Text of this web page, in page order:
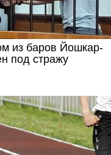
из баров Йошкар-
под стражу